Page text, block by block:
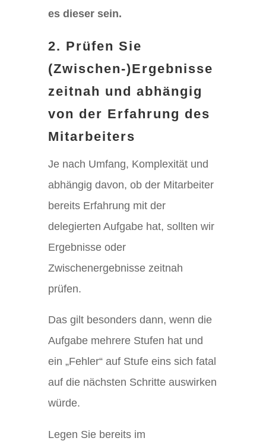
es dieser sein.
2. Prüfen Sie
(Zwischen-)Ergebnisse
zeitnah und abhängig
von der Erfahrung des
Mitarbeiters
Je nach Umfang, Komplexität und
abhängig davon, ob der Mitarbeiter
bereits Erfahrung mit der
delegierten Aufgabe hat, sollten wir
Ergebnisse oder
Zwischenergebnisse zeitnah
prüfen.
Das gilt besonders dann, wenn die
Aufgabe mehrere Stufen hat und
ein „Fehler“ auf Stufe eins sich fatal
auf die nächsten Schritte auswirken
würde.
Legen Sie bereits im